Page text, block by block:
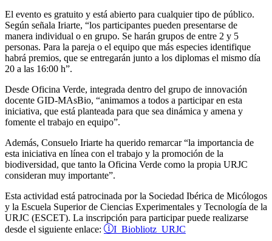
El evento es gratuito y está abierto para cualquier tipo de público.
Según señala Iriarte, “los participantes pueden presentarse de
manera individual o en grupo. Se harán grupos de entre 2 y 5
personas. Para la pareja o el equipo que más especies identifique
habrá premios, que se entregarán junto a los diplomas el mismo día
20 a las 16:00 h”.
Desde Oficina Verde, integrada dentro del grupo de innovación
docente GID-MAsBio, “animamos a todos a participar en esta
iniciativa, que está planteada para que sea dinámica y amena y
fomente el trabajo en equipo”.
Además, Consuelo Iriarte ha querido remarcar “la importancia de
esta iniciativa en línea con el trabajo y la promoción de la
biodiversidad, que tanto la Oficina Verde como la propia URJC
consideran muy importante”.
Esta actividad está patrocinada por la Sociedad Ibérica de Micólogos
y la Escuela Superior de Ciencias Experimentales y Tecnología de la
URJC (ESCET). La inscripción para participar puede realizarse
desde el siguiente enlace:
I Biobliotz URJC